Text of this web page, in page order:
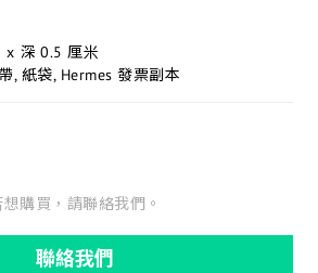
x 深 0.5 厘米
, 紙袋, Hermes 發票副本
想購買，請聯絡我們。
聯絡我們